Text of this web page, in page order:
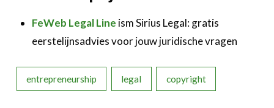
FeWeb Legal Line ism Sirius Legal: gratis
eerstelijnsadvies voor jouw juridische vragen
entrepreneurship legal copyright